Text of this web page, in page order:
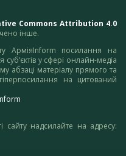
Commons Attribution 4.0
інше.
АрміяInform посилання на
суб’єктів у сфері онлайн-медіа
абзаці матеріалу прямого та
на цитований
сайту надсилайте на адресу: